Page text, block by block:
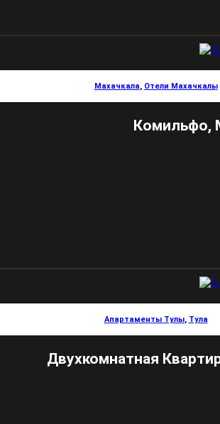
Махачкала, Отели Махачкалы
Комильфо,
Апартаменты Тулы, Тула
Двухкомнатная